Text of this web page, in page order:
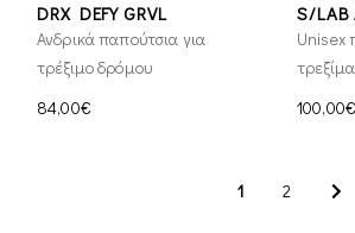
DRX DEFY GRVL
Ανδρικά παπούτσια για
τρέξιμο δρόμου
84,00€
S/LAB
Unisex
100,00€
1 2